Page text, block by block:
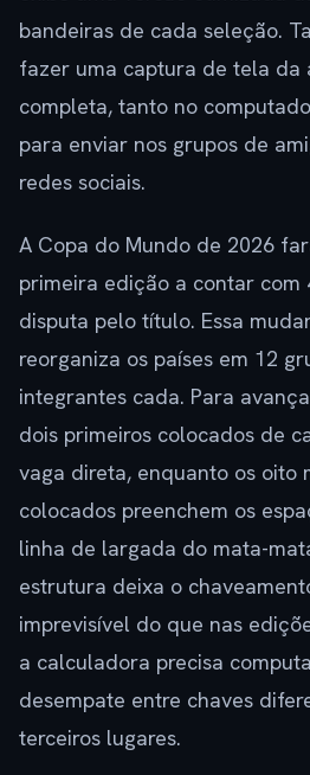
bandeiras de cada seleção.
fazer uma captura de tela da
completa, tanto no
para enviar nos grupos de
redes sociais.
A Copa do Mundo de 2026
primeira edição a contar com
disputa pelo título. Essa
reorganiza os países em 12
integrantes cada. Para
dois primeiros colocados de
vaga direta, enquanto os oito
colocados preenchem os
linha de largada do mata-
estrutura deixa o
imprevisível do que nas
a calculadora precisa
desempate entre chaves
terceiros lugares.